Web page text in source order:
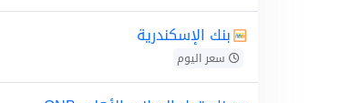
بنك الإسكندرية
سعر اليوم